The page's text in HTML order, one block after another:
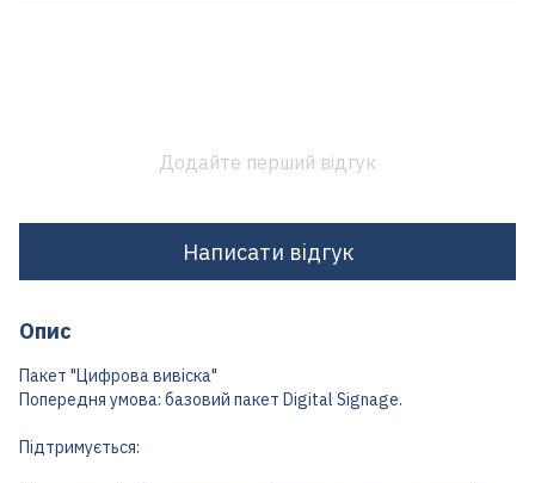
Додайте перший відгук
Написати відгук
Опис
Пакет "Цифрова вивіска"
Попередня умова: базовий пакет Digital Signage.
Підтримується: